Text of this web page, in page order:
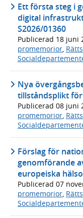
Ett första steg i
digital
S2026/01360
Publicerad 18 juni
promemorior
Nya
tillståndsplikt
Publicerad 08 juni
promemorior,
Förslag för
genomförande
europeiska
Publicerad 07
promemorior,